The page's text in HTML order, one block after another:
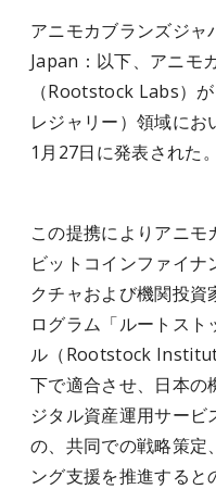
アニモカブランズジ
Japan：以下、アニモ
（Rootstock Labs）
レジャリー）領域に
1月27日に発表された。
この提携によりアニモ
ビットコインファイ
クチャおよび機関投
ログラム「ルートス
ル（Rootstock
下で適合させ、日本の
ジタル資産運用サー
の、共同での戦略策定
ング支援を推進すると